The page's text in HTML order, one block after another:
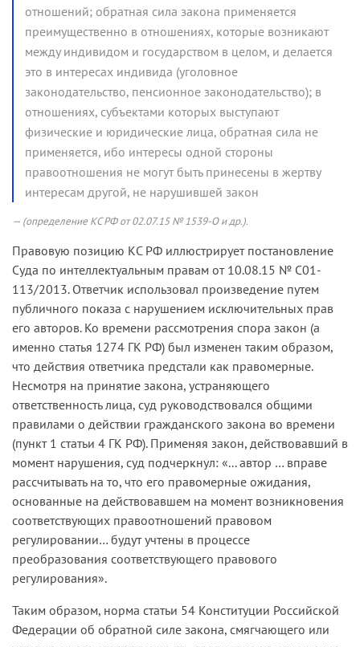
отношений; обратная сила закона применяется
преимущественно в отношениях, которые возникают
между индивидом и государством в целом, и делается
это в интересах индивида (уголовное
законодательство, пенсионное законодательство); в
отношениях, субъектами которых выступают
физические и юридические лица, обратная сила не
применяется, ибо интересы одной стороны
правоотношения не могут быть принесены в жертву
интересам другой, не нарушившей закон
(определение КС РФ от 02.07.15 № 1539-О и др.).
Правовую позицию КС РФ иллюстрирует постановление
Суда по интеллектуальным правам от 10.08.15 № С01-
113/2013. Ответчик использовал произведение путем
публичного показа с нарушением исключительных прав
его авторов. Ко времени рассмотрения спора закон (а
именно статья 1274 ГК РФ) был изменен таким образом,
что действия ответчика предстали как правомерные.
Несмотря на принятие закона, устраняющего
ответственность лица, суд руководствовался общими
правилами о действии гражданского закона во времени
(пункт 1 статьи 4 ГК РФ). Применяя закон, действовавший в
момент нарушения, суд подчеркнул: «... автор … вправе
рассчитывать на то, что его правомерные ожидания,
основанные на действовавшем на момент возникновения
соответствующих правоотношений правовом
регулировании… будут учтены в процессе
преобразования соответствующего правового
регулирования».
Таким образом, норма статьи 54 Конституции Российской
Федерации об обратной силе закона, смягчающего или